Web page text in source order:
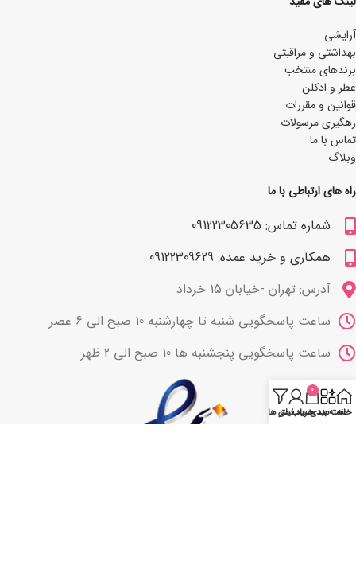
آرایشی
بھداشتی و مراقبتی
برندهای منتخب
عطر و ادکلن
قوانین و مقررات
رهگیری مرسولات
تماس با ما
وبلاگ
راه های ارتباطی با ما
شماره تماس: 09122305635
همکاری و خرید عمده: 09122309629
آدرس: تهران -خیابان 15 خرداد
ساعت پاسخگویی شنبه تا چهارشنبه 10 صبح الی 6 عصر
ساعت پاسخگویی پنجشنبه ها 10 صبح الی 2 ظهر
خانه
دسته بندی
0
سبد خرید
حساب من
فیلتر ها